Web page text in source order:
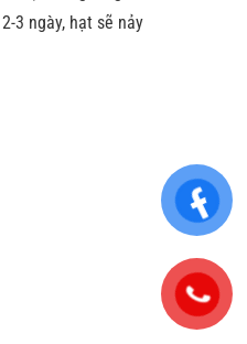
3 ngày, hạt sẽ nảy